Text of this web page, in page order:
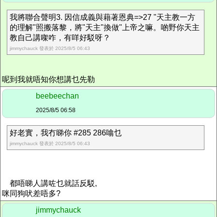
我將聯合聲明3. 因信成義與藉著恩典=>27 "天主教一方
的理解"照搬落黎，將"天主"換做"上帝之嘛。啲野你天主
教自己講㗎咋，有咩好駁呀？
jimmychauck 發表於 2025/8/5 06:43
呢到我就唔知你想講乜先勒
beebeechan
2025/8/5 06:58
好老實，我冇睇你 #285 286噏乜
jimmychauck 發表於 2025/8/5 06:43
都唔睇人講咗乜就話反駁,
咪同狗吠差唔多?
jimmychauck